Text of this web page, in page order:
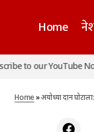
Home
अयोध्या राम मंदिर
YouTube Now!
Home»अयोध्या दान